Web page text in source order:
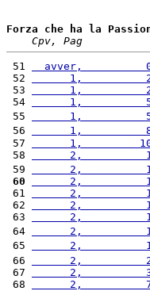
Forza che ha la
Cpv, Pag
51
avver,
52
1,
53
1,
54
1,
55
1,
56
1,
57
1,
58
2,
59
2,
60
2,
61
2,
62
2,
63
2,
64
2,
65
2,
66
2,
67
2,
68
2,